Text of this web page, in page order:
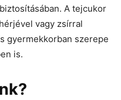
A tejcukor
vagy zsírral
gyermekkorban szerepe
is.